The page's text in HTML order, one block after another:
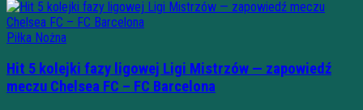
Piłka Nożna
Hit 5 kolejki fazy ligowej Ligi Mistrzów — zapowiedź
meczu Chelsea FC – FC Barcelona